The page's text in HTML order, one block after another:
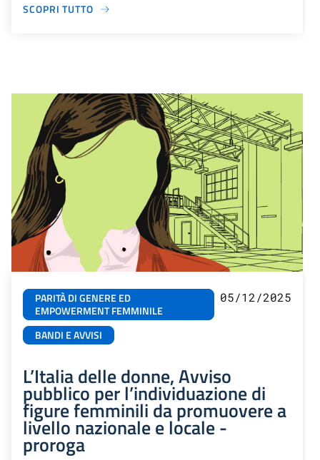
SCOPRI TUTTO
PARITÀ DI GENERE ED
EMPOWERMENT FEMMINILE
BANDI E AVVISI
05/12/2025
L’Italia delle donne, Avviso
pubblico per l’individuazione di
figure femminili da promuovere a
livello nazionale e locale -
proroga